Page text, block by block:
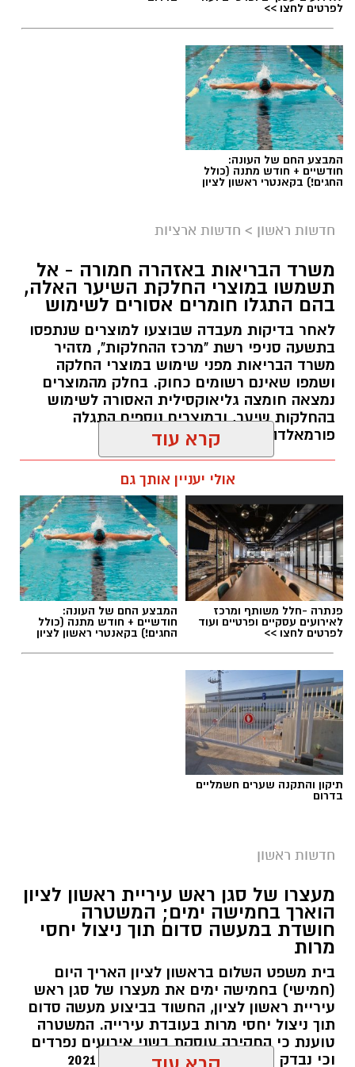
לפרטים לחצו >>
המבצע החם של העונה:
חודשיים + חודש מתנה (כולל
החגים!) בקאנטרי ראשון לציון
חדשות ראשון > חדשות ארציות
משרד הבריאות באזהרה חמורה - אל
תשמשו במוצרי החלקת השיער האלה,
בהם התגלו חומרים אסורים לשימוש
לאחר בדיקות מעבדה שבוצעו למוצרים שנתפסו
בתשעה סניפי רשת "מרכז ההחלקות", מזהיר
משרד הבריאות מפני שימוש במוצרי החלקה
ושמפו שאינם רשומים כחוק. בחלק מהמוצרים
נמצאה חומצה גליאוקסילית האסורה לשימוש
בהחלקות שיער, ובמוצרים נוספים התגלה
פורמאלדהיד - חומר המוגדר כמסרטן
תגים:משרד הבריאות, חומרים מסוכנים, מרכז
ההחלקות
צילומים: משרד הבריאות
משרד הבריאות פרסם אזהרה לציבור מפני שימוש
במוצרי שיער נוספים שנתפסו במסגרת מבצע
פיקוח שנערך בתשעה סניפי רשת "מרכז
ההחלקות".
האזהרה מתפרסמת לאחר שבדיקות מעבדה
הושלמו לכלל המוצרים שנאספו במהלך המבצע,
קרא עוד
אולי יעניין אותך גם
פנתרה -חלל משותף ומרכז
לאירועים עסקיים ופרטיים ועוד
לפרטים לחצו >>
המבצע החם של העונה:
חודשיים + חודש מתנה (כולל
החגים!) בקאנטרי ראשון לציון
תיקון והתקנה שערים חשמליים
בדרום
חדשות ראשון
מעצרו של סגן ראש עיריית ראשון לציון
הוארך בחמישה ימים; המשטרה
חושדת במעשה סדום תוך ניצול יחסי
מרות
בית משפט השלום בראשון לציון האריך היום
(חמישי) בחמישה ימים את מעצרו של סגן ראש
עיריית ראשון לציון, החשוד בביצוע מעשה סדום
תוך ניצול יחסי מרות בעובדת עירייה. המשטרה
טוענת כי החקירה עוסקת בשני אירועים נפרדים
וכי נבדק חשד למקרים נוספים משנת 2021